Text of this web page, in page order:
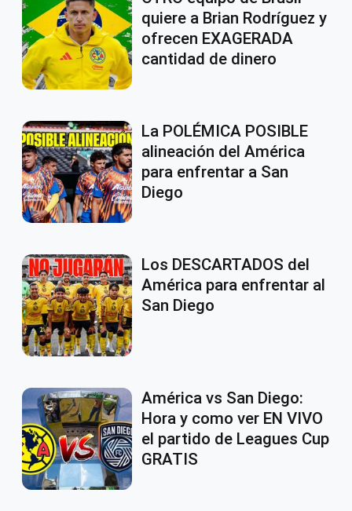
quiere a Brian Rodríguez y
ofrecen EXAGERADA
cantidad de dinero
La POLÉMICA POSIBLE
alineación del América
para enfrentar a San
Diego
Los DESCARTADOS del
América para enfrentar al
San Diego
América vs San Diego:
Hora y como ver EN VIVO
el partido de Leagues Cup
GRATIS